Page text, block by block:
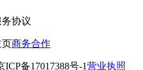
协议
页商务合作
ICP备17017388号-1营业执照